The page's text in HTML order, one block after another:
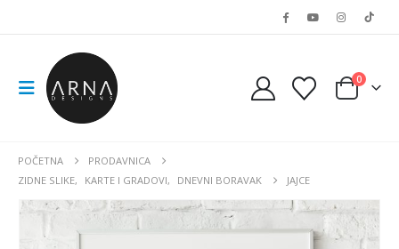
0
POČETNA
PRODAVNICA
ZIDNE SLIKE, KARTE I GRADOVI, DNEVNI BORAVAK JAJCE